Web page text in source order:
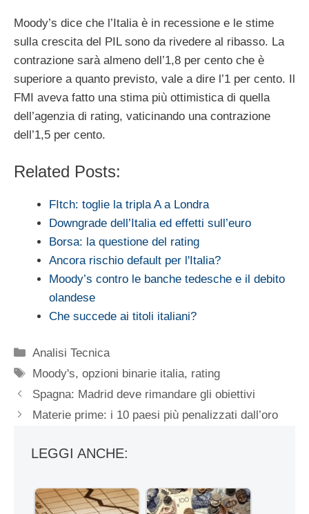
Moody’s dice che l’Italia è in recessione e le stime
sulla crescita del PIL sono da rivedere al ribasso. La
contrazione sarà almeno dell’1,8 per cento che è
superiore a quanto previsto, vale a dire l’1 per cento. Il
FMI aveva fatto una stima più ottimistica di quella
dell’agenzia di rating, vaticinando una contrazione
dell’1,5 per cento.
Related Posts:
FItch: toglie la tripla A a Londra
Downgrade dell’Italia ed effetti sull’euro
Borsa: la questione del rating
Ancora rischio default per l'Italia?
Moody’s contro le banche tedesche e il debito
olandese
Che succede ai titoli italiani?
Categorie
Analisi Tecnica
Tag
Moody's,opzioni binarie italia, rating
Spagna: Madrid deve rimandare gli obiettivi
Materie prime: i 10 paesi più penalizzati dall’oro
LEGGI ANCHE: